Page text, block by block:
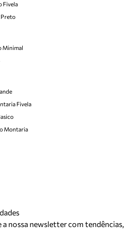
Fivela
Preto
Minimal
Fivela
Montaria
a nossa newsletter com tendências,